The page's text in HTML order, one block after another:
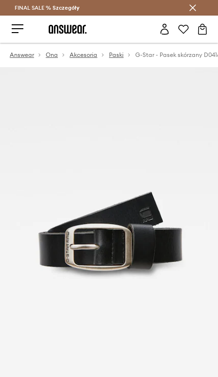
Oszczędzaj z Answear Club >
FINAL SALE % Szczegóły
Answear Ona Akcesoria Paski